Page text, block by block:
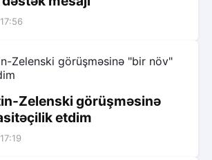
Zelenski görüşməsinə
etdim